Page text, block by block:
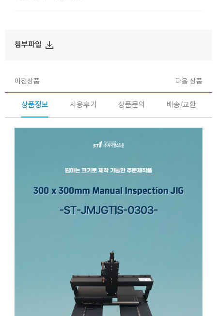
첨부파일 file_download
이전상품 다음 상품
상품정보 사용후기 상품문의 배송/교환